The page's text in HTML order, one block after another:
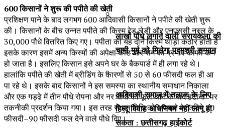
लाखों पौधे लगाने वाली सरायकेला की
चामी मुर्मू को मिलेगा पद्मश्री सम्मान
आदिवासी समाज में तलाक के लिए
हिन्दू विवाह अधिनियम नहीं लागू हो
सकता : छत्तीसगढ़ हाईकोर्ट
600 किसानों ने शुरू की पपीते की खेती
प्रशिक्षण पाने के बाद लगभग 600 आदिवासी किसानों ने पपीते की खेती शुरू
की। किसानों के बीच उन्नत पपीते की किस्म रेड लेडी और एनएससी नस्ल के
30,000 पौधे वितरित किए गए। पपीता की यह दोनें किस्में थोड़ी कठोर होती है
इसके कारण इसमें अन्य किस्मों की अपेक्षा कीट और रोग का प्रभाव काफी कम
हो जाता है। इसलिए किसान इसे अपने घर के बैकयार्ड में ही लगा रहे थे।
हालांकि पपीते की खेती में ब्रीडिंग के कारणों से 50 से 60 फीसदी फल ही आ
पा रहे थे। इसके बाद किसानों ने इस समस्या का स्थानीय समाधान निकाला
और एक गड्ढे में तीन पौधे रोपना और नर पौधों को फूल आने के बाद हटाना” पर
तकनीकी प्रदर्शन किया गया। इस तरह से इस विधि को अपनाने के जरिये 80
फीसदी–90 फीसदी फल देने वाले पौधे दिए।